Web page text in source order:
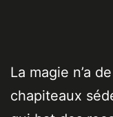
La magie n’a
chapiteaux